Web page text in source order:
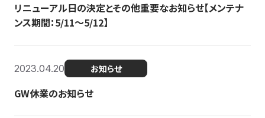
リニューアル日の決定とその他重要なお知らせ【メンテナ
ンス期間：5/11～5/12】
2023.04.20 お知らせ
GW休業のお知らせ